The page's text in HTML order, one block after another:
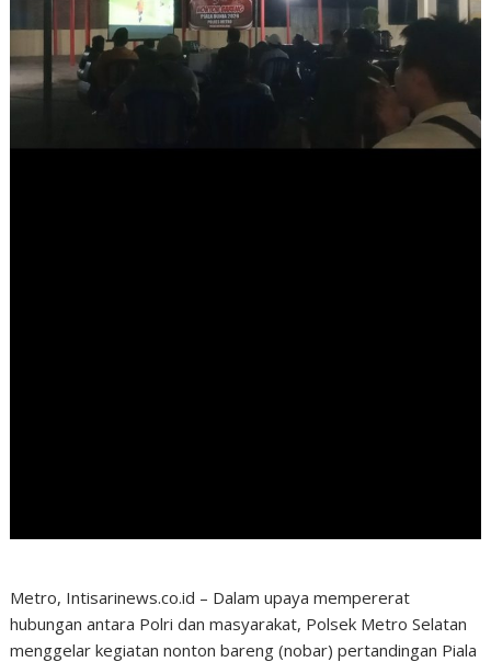
Metro, Intisarinews.co.id – Dalam upaya mempererat
hubungan antara Polri dan masyarakat, Polsek Metro Selatan
menggelar kegiatan nonton bareng (nobar) pertandingan Piala